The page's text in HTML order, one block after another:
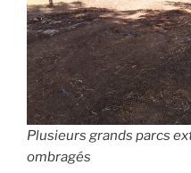
Plusieurs grands parcs
ombragés